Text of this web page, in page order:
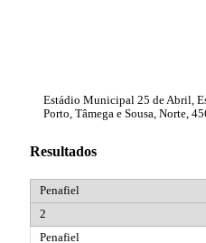
Estádio Municipal 25 de Abril,
Porto, Tâmega e Sousa, Norte,
Resultados